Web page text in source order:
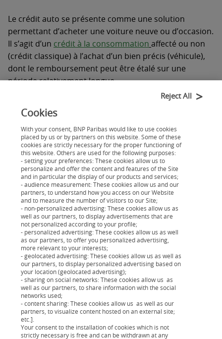
Le crédit auto se présente comme une solution
permettant d’acheter une voiture neuve ou d’occasion.
Il s’agit d’un crédit à la consommation affecté ou non
(crédit classique) à l’achat d’un bien précis (véhicule),
dont le remboursement peut être étalé sur une
période relativement longue.
banque ou l’établissement de crédit, tandis que la
durée de remboursement dépend de l’emprunteur.
Selon le montant à emprunter, réaliser des
simulations en lignepermettra d’adapter la durée et
les mensualités aux capacités de remboursement de
l’emprunteur.
En effet, le montant de l’emprunt peut vous faire
choisir une durée plus longue afin de rembourser
votre véhicule avec des mensualités plus petites. Ainsi,
pour uncrédit auto compris entre 25 000 € et 75 000 €
il peut être plus judicieux d’opter pour uncrédit sur 84
mois.
Le crédit auto 84 mois peut permettre de financer
l’achat d’une voiture neuve ou d'occasion récente, car
allonger la durée permet de réduire les mensualités.
Attentiontoutefois, car ce choix n’est pas sans
Cookies
With your consent, BNP Paribas would like to use cookies
placed by us or by partners on this website. Some of these
cookies are strictly necessary for the proper functioning of
this website. Others are used for the following purposes:
- setting your preferences: These cookies allow us to
personalize and offer the content and features of the Site
and in particular the display of our products and services;
- audience measurement: These cookies allow us and our
partners, to understand how you access on our Website
and to measure the number of visitors to our Site;
- non-personalized advertising: These cookies allow us as
well as our partners, to display advertisements that are
not personalized according to your profile;
- personalized advertising: These cookies allow us as well
as our partners, to offer you personalized advertising,
more relevant to your interests;
- geolocated advertising: These cookies allow us as well as
our partners, to display personalized advertising based on
your location (geolocated advertising);
- sharing on social networks: These cookies allow us as
well as our partners, to share information with the social
networks used;
- content sharing: These cookies allow us as well as our
partners, to visualize content hosted on an external site;
etc.].
Your consent to the installation of cookies which is not
strictly necessary is free and can be withdrawn at any
Reject All